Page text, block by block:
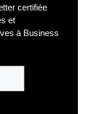
certifiée
et
à Business